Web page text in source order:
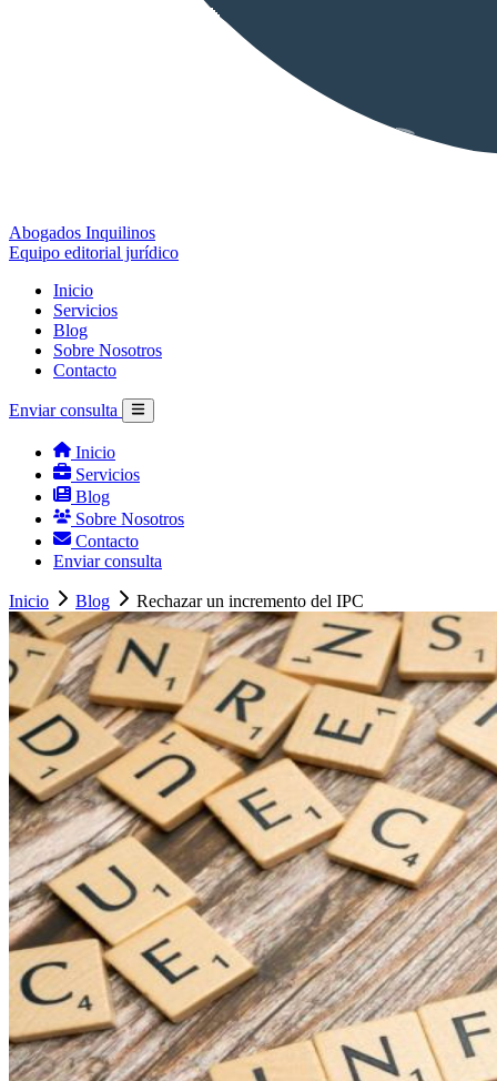
Abogados Inquilinos
Equipo editorial jurídico
Inicio
Servicios
Blog
Sobre Nosotros
Contacto
Enviar consulta
Inicio
Servicios
Blog
Sobre Nosotros
Contacto
Enviar consulta
Inicio Blog Rechazar un incremento del IPC